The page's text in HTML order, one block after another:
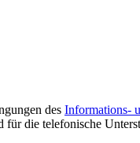
des Informations-
die telefonische